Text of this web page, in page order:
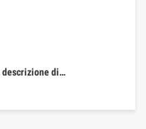
descrizione di…